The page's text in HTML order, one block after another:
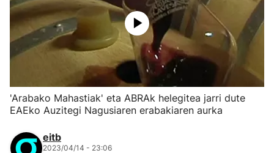
'Arabako Mahastiak' eta ABRAk helegitea jarri dute
EAEko Auzitegi Nagusiaren erabakiaren aurka
eitb
2023/04/14 - 23:06